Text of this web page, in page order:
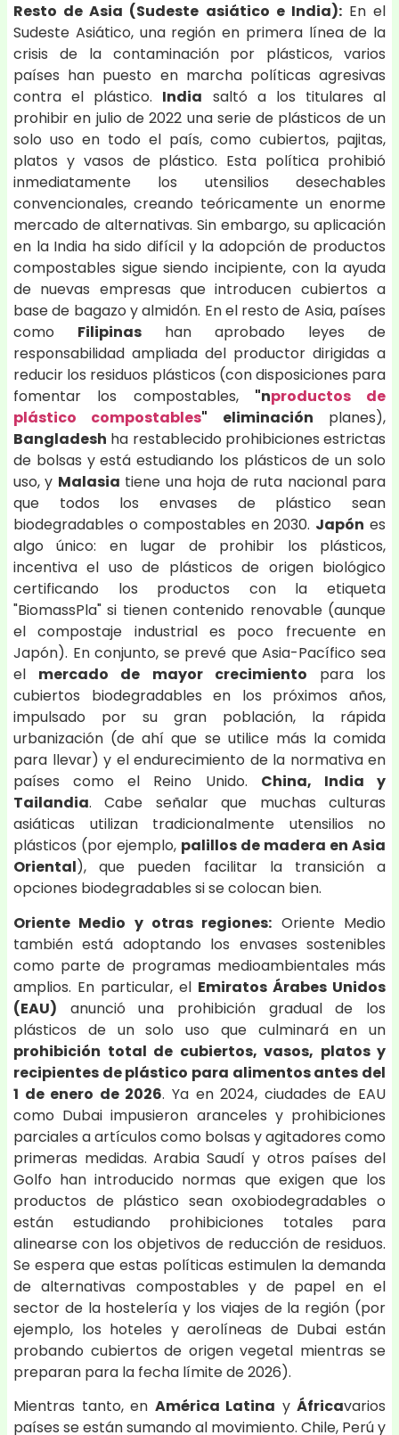
Resto de Asia (Sudeste asiático e India):En el
Sudeste Asiático, una región en primera línea de la
crisis de la contaminación por plásticos, varios
países han puesto en marcha políticas agresivas
contra el plástico. India saltó a los titulares al
prohibir en julio de 2022 una serie de plásticos de un
solo uso en todo el país, como cubiertos, pajitas,
platos y vasos de plástico. Esta política prohibió
inmediatamente los utensilios desechables
convencionales, creando teóricamente un enorme
mercado de alternativas. Sin embargo, su aplicación
en la India ha sido difícil y la adopción de productos
compostables sigue siendo incipiente, con la ayuda
de nuevas empresas que introducen cubiertos a
base de bagazo y almidón. En el resto de Asia, países
como Filipinas han aprobado leyes de
responsabilidad ampliada del productor dirigidas a
reducir los residuos plásticos (con disposiciones para
fomentar los compostables, "nproductos de
plástico compostables" eliminación planes),
Bangladesh ha restablecido prohibiciones estrictas
de bolsas y está estudiando los plásticos de un solo
uso, y Malasia tiene una hoja de ruta nacional para
que todos los envases de plástico sean
biodegradables o compostables en 2030. Japón es
algo único: en lugar de prohibir los plásticos,
incentiva el uso de plásticos de origen biológico
certificando los productos con la etiqueta
"BiomassPla" si tienen contenido renovable (aunque
el compostaje industrial es poco frecuente en
Japón). En conjunto, se prevé que Asia-Pacífico sea
el mercado de mayor crecimiento para los
cubiertos biodegradables en los próximos años,
impulsado por su gran población, la rápida
urbanización (de ahí que se utilice más la comida
para llevar) y el endurecimiento de la normativa en
países como el Reino Unido. China, India y
Tailandia. Cabe señalar que muchas culturas
asiáticas utilizan tradicionalmente utensilios no
plásticos (por ejemplo, palillos de madera en Asia
Oriental), que pueden facilitar la transición a
opciones biodegradables si se colocan bien.
Oriente Medio y otras regiones: Oriente Medio
también está adoptando los envases sostenibles
como parte de programas medioambientales más
amplios. En particular, el Emiratos Árabes Unidos
(EAU) anunció una prohibición gradual de los
plásticos de un solo uso que culminará en un
prohibición total de cubiertos, vasos, platos y
recipientes de plástico para alimentos antes del
1 de enero de 2026. Ya en 2024, ciudades de EAU
como Dubai impusieron aranceles y prohibiciones
parciales a artículos como bolsas y agitadores como
primeras medidas. Arabia Saudí y otros países del
Golfo han introducido normas que exigen que los
productos de plástico sean oxobiodegradables o
están estudiando prohibiciones totales para
alinearse con los objetivos de reducción de residuos.
Se espera que estas políticas estimulen la demanda
de alternativas compostables y de papel en el
sector de la hostelería y los viajes de la región (por
ejemplo, los hoteles y aerolíneas de Dubai están
probando cubiertos de origen vegetal mientras se
preparan para la fecha límite de 2026).
Mientras tanto, en América Latina y Áfricavarios
países se están sumando al movimiento. Chile, Perú y